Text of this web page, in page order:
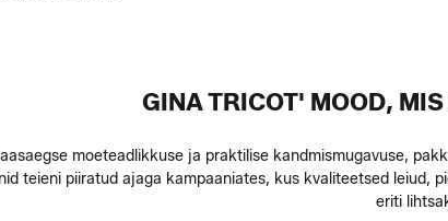
GINA TRICOT' MOOD,
moeteadlikkuse ja praktilise kandmismugavuse,
teieni piiratud ajaga kampaaniates, kus kvaliteetsed leiud,
eriti